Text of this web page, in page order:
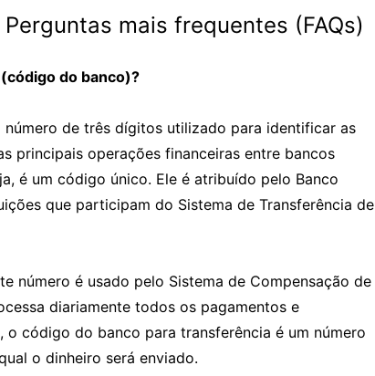
mais frequentes (FAQs)
do banco)?
de três dígitos utilizado para identificar as
principais operações financeiras entre bancos
é um código único. Ele é atribuído pelo Banco
que participam do Sistema de Transferência de
número é usado pelo Sistema de Compensação de
diariamente todos os pagamentos e
código do banco para transferência é um número
o dinheiro será enviado.